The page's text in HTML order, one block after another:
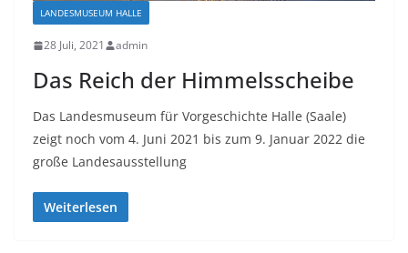
LANDESMUSEUM HALLE
28 Juli, 2021 admin
Das Reich der Himmelsscheibe
Das Landesmuseum für Vorgeschichte Halle (Saale)
zeigt noch vom 4. Juni 2021 bis zum 9. Januar 2022 die
große Landesausstellung
Weiterlesen